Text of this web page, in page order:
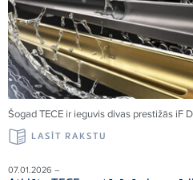
Šogad TECE ir ieguvis divas prestižās iF
LASĪT RAKSTU
07.01.2026 –